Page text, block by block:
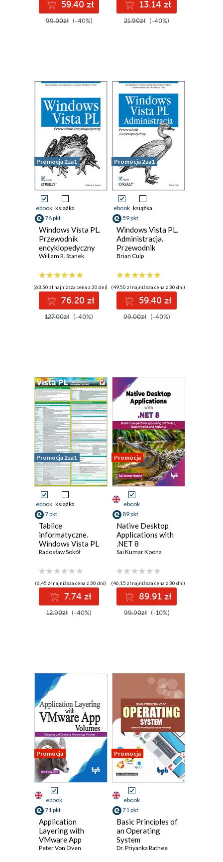
59.40 zł
99.00zł (-40%)
13.14 zł
21.90zł (-40%)
Promocja 2za1
ebook książka
76 pkt
Windows Vista PL.
Przewodnik
encyklopedyczny
William R. Stanek
(63,50 zł najniższa cena z 30 dni)
76.20 zł
127.00zł (-40%)
Promocja 2za1
ebook książka
59 pkt
Windows Vista PL.
Administracja.
Przewodnik
encyklopedyczny
Brian Culp
(49,50 zł najniższa cena z 30 dni)
59.40 zł
99.00zł (-40%)
Promocja 2za1
ebook książka
7 pkt
Tablice
informatyczne.
Windows Vista PL
Radosław Sokół
(6,45 zł najniższa cena z 30 dni)
7.74 zł
12.90zł (-40%)
Promocja
ebook
89 pkt
Native Desktop
Applications with
.NET 8
Sai Kumar Koona
(46,15 zł najniższa cena z 30 dni)
89.91 zł
99.90zł (-10%)
Promocja
ebook
71 pkt
Application
Layering with
VMware App
Volumes
Peter Von Oven
Promocja
ebook
71 pkt
Basic Principles of
an Operating
System
Dr. Priyanka Rathee